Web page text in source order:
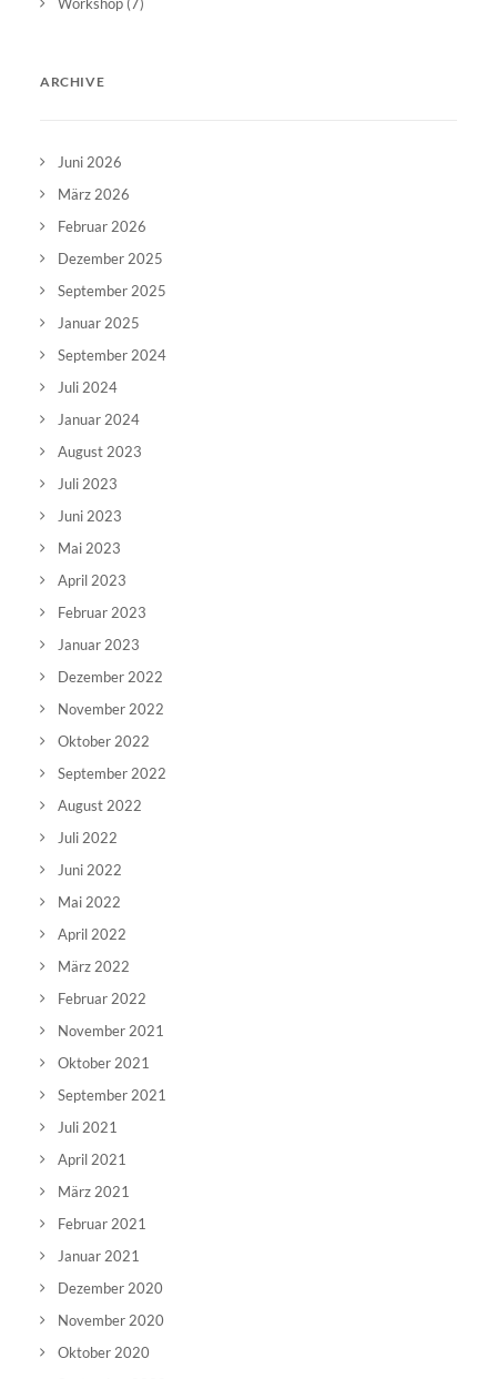
ARCHIVE
Juni 2026
März 2026
Februar 2026
Dezember 2025
September 2025
Januar 2025
September 2024
Juli 2024
Januar 2024
August 2023
Juli 2023
Juni 2023
Mai 2023
April 2023
Februar 2023
Januar 2023
Dezember 2022
November 2022
Oktober 2022
September 2022
August 2022
Juli 2022
Juni 2022
Mai 2022
April 2022
März 2022
Februar 2022
November 2021
Oktober 2021
September 2021
Juli 2021
April 2021
März 2021
Februar 2021
Januar 2021
Dezember 2020
November 2020
Oktober 2020